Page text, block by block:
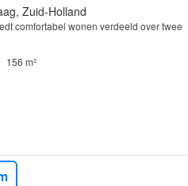
Zuid-Holland
comfortabel wonen verdeeld over twee
156 m²